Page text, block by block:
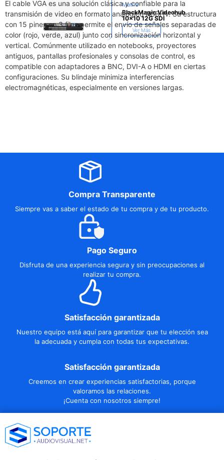
Matriz
BlackMagic Videohub
10×10 12G SDI
Ver Más
El cable VGA es una solución clásica y confiable para la
transmisión de video en formato analógico RGBHV. Su estructura
con 15 pines en 3 filas permite el envío de señales separadas de
color (rojo, verde, azul) junto con sincronización horizontal y
vertical. Comúnmente utilizado en notebooks, proyectores
antiguos, pantallas profesionales y consolas de control, es
compatible con adaptadores a BNC, DVI-A o HDMI en ciertas
configuraciones. Su blindaje minimiza interferencias
electromagnéticas, especialmente en versiones largas.
Compra Transparente
Siempre vas a saber el estado de tu compra y de tu producto.
Pago Seguro
Disfruta de una experiencia segura y sin preocupaciones al
realizar tu compra.
Satisfacción garantizada
Nuestro equipo está aquí para garantizar que tu elección sea
la adecuada y cumpla con todas tus expectativas.
Satisfacción garantizada
Creemos en crear experiencias satisfactorias, porque
valoramos las relaciones.
¡Cuenta con nosotros siempre!